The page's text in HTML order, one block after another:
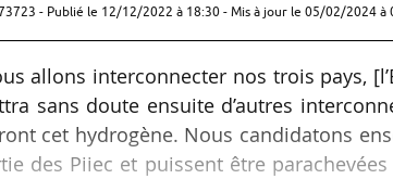
- Publié le 12/12/2022 à 18:30- Mis à jour le 05/02/2024 à
allons interconnecter nos trois pays,
sans doute ensuite d’autres
cet hydrogène. Nous candidatons
des Piiec et puissent être parachevées